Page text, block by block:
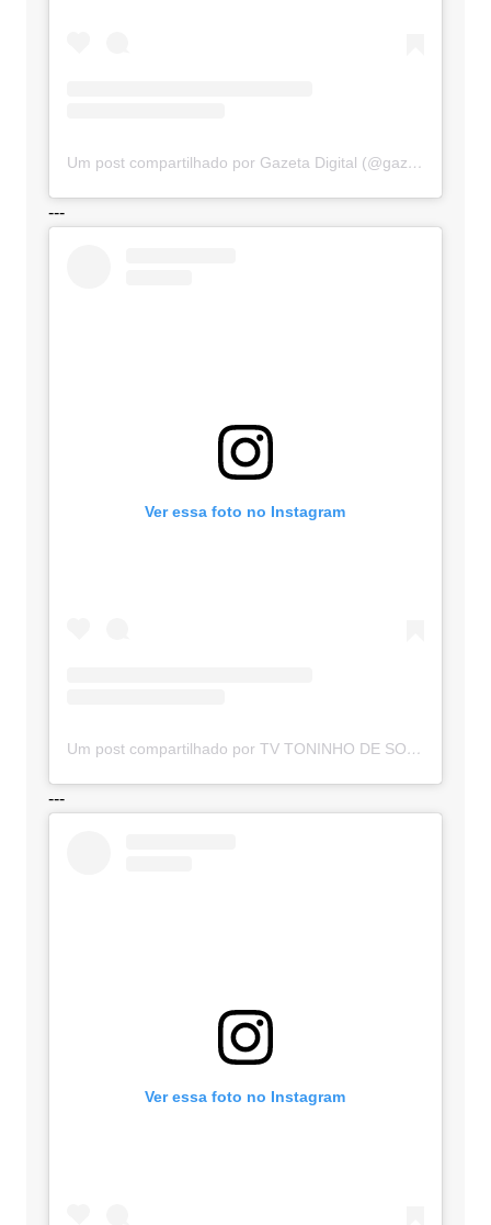
Um post compartilhado por Gazeta Digital (@gazetadigital)
---
Ver essa foto no Instagram
Um post compartilhado por TV TONINHO DE SOUZA (@toninhodesouzamt)
---
Ver essa foto no Instagram